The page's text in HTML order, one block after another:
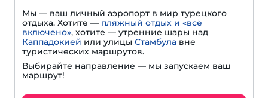
Мы — ваш личный аэропорт в мир турецкого
отдыха. Хотите — пляжный отдых и «всё
включено», хотите — утренние шары над
Каппадокией или улицы Стамбула вне
туристических маршрутов.
Выбирайте направление — мы запускаем ваш
маршрут!